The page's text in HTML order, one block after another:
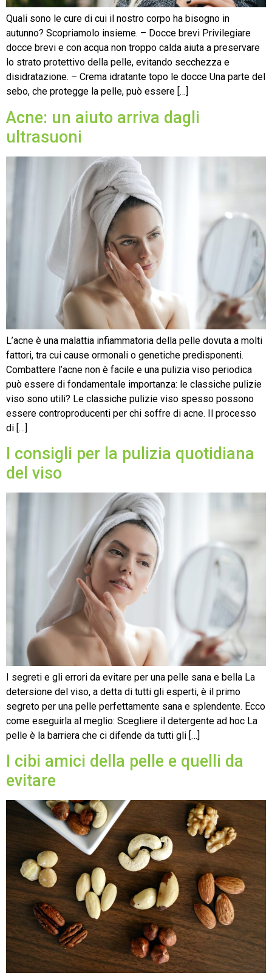
Quali sono le cure di cui il nostro corpo ha bisogno in
autunno? Scopriamolo insieme. – Docce brevi Privilegiare
docce brevi e con acqua non troppo calda aiuta a preservare
lo strato protettivo della pelle, evitando secchezza e
disidratazione. – Crema idratante topo le docce Una parte del
sebo, che protegge la pelle, può essere […]
Acne: un aiuto arriva dagli
ultrasuoni
L’acne è una malattia infiammatoria della pelle dovuta a molti
fattori, tra cui cause ormonali o genetiche predisponenti.
Combattere l’acne non è facile e una pulizia viso periodica
può essere di fondamentale importanza: le classiche pulizie
viso sono utili? Le classiche pulizie viso spesso possono
essere controproducenti per chi soffre di acne. Il processo
di […]
I consigli per la pulizia quotidiana
del viso
I segreti e gli errori da evitare per una pelle sana e bella La
detersione del viso, a detta di tutti gli esperti, è il primo
segreto per una pelle perfettamente sana e splendente. Ecco
come eseguirla al meglio: Scegliere il detergente ad hoc La
pelle è la barriera che ci difende da tutti gli […]
I cibi amici della pelle e quelli da
evitare